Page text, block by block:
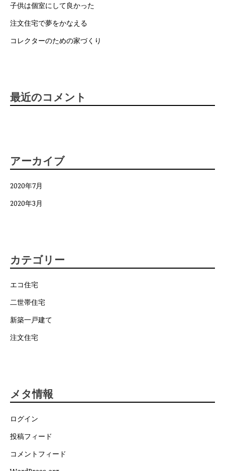
子供は個室にして良かった
注文住宅で夢をかなえる
コレクターのための家づくり
最近のコメント
アーカイブ
2020年7月
2020年3月
カテゴリー
エコ住宅
二世帯住宅
新築一戸建て
注文住宅
メタ情報
ログイン
投稿フィード
コメントフィード